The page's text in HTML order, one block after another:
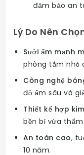
đảm bảo an
Lý Do Nên
Sưởi ấm mạnh
phòng tắm nhỏ
Công nghệ
độ ấm sâu và
Thiết kế hợp
bền bỉ vừa
An toàn cao,
10 năm.